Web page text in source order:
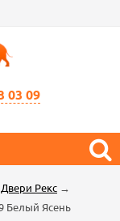
03 09
Двери Рекс →
Белый Ясень